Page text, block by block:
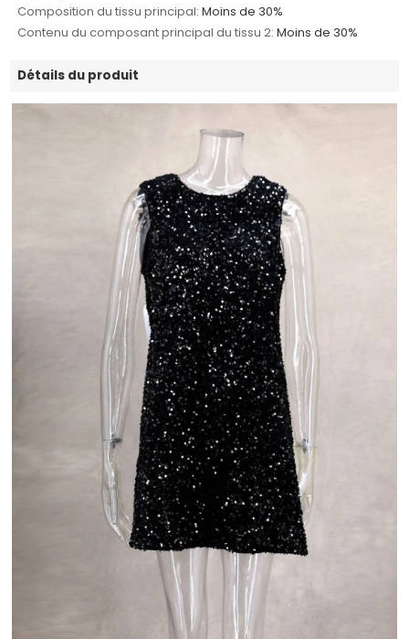
Composition du tissu principal: Moins de 30%
Contenu du composant principal du tissu 2: Moins de 30%
Détails du produit